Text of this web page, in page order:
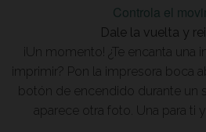
Controla el
Dale la vuelta y
¡Un momento! ¿Te encanta una
imprimir? Pon la impresora boca
botón de encendido durante un
aparece otra foto. Una para ti